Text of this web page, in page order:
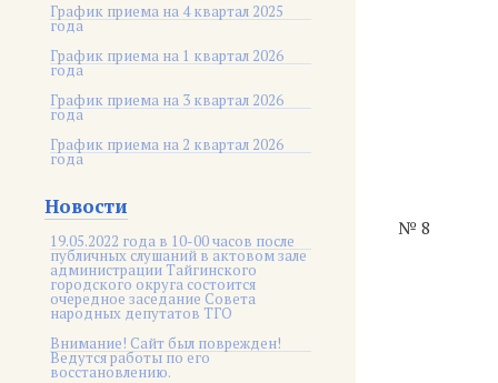
График приема на 4 квартал 2025
года
График приема на 1 квартал 2026
года
График приема на 3 квартал 2026
года
График приема на 2 квартал 2026
года
Новости
19.05.2022 года в 10-00 часов после
публичных слушаний в актовом зале
администрации Тайгинского
городского округа состоится
очередное заседание Совета
народных депутатов ТГО
Внимание! Сайт был поврежден!
Ведутся работы по его
восстановлению.
№ 8